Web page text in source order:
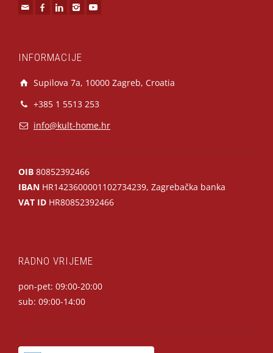
INFORMACIJE
Supilova 7a, 10000 Zagreb, Croatia
+385 1 5513 253
info@kult-home.hr
OIB 80852392466
IBAN HR1423600001102734239, Zagrebačka banka
VAT ID HR80852392466
RADNO VRIJEME
pon-pet: 09:00-20:00
sub: 09:00-14:00